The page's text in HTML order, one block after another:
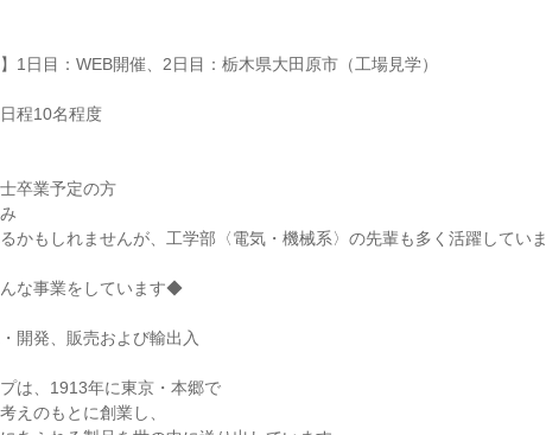
1日目：WEB開催、2日目：栃木県大田原市（工場見学）
程10名程度
卒業予定の方
かもしれませんが、工学部〈電気・機械系〉の先輩も多く活躍してい
な事業をしています◆
開発、販売および輸出入
は、1913年に東京・本郷で
えのもとに創業し、